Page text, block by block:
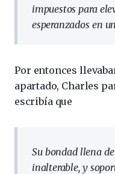
impuestos para
esperanzados en
Por entonces
apartado, Charles
escribía que
Su bondad llena
inalterable, y